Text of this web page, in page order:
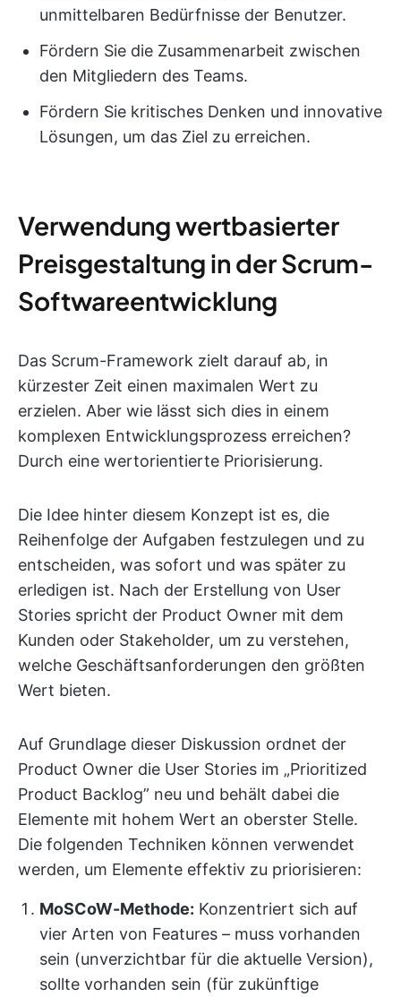
unmittelbaren Bedürfnisse der Benutzer.
Fördern Sie die Zusammenarbeit zwischen
den Mitgliedern des Teams.
Fördern Sie kritisches Denken und innovative
Lösungen, um das Ziel zu erreichen.
Verwendung wertbasierter
Preisgestaltung in der Scrum-
Softwareentwicklung
Das Scrum-Framework zielt darauf ab, in
kürzester Zeit einen maximalen Wert zu
erzielen. Aber wie lässt sich dies in einem
komplexen Entwicklungsprozess erreichen?
Durch eine wertorientierte Priorisierung.
Die Idee hinter diesem Konzept ist es, die
Reihenfolge der Aufgaben festzulegen und zu
entscheiden, was sofort und was später zu
erledigen ist. Nach der Erstellung von User
Stories spricht der Product Owner mit dem
Kunden oder Stakeholder, um zu verstehen,
welche Geschäftsanforderungen den größten
Wert bieten.
Auf Grundlage dieser Diskussion ordnet der
Product Owner die User Stories im „Prioritized
Product Backlog” neu und behält dabei die
Elemente mit hohem Wert an oberster Stelle.
Die folgenden Techniken können verwendet
werden, um Elemente effektiv zu priorisieren:
MoSCoW-Methode: Konzentriert sich auf
vier Arten von Features – muss vorhanden
sein (unverzichtbar für die aktuelle Version),
sollte vorhanden sein (für zukünftige